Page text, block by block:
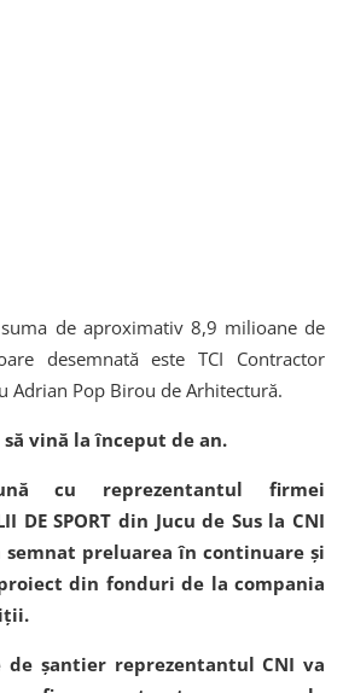
de aproximativ 8,9 milioane de
desemnată este TCI Contractor
Adrian Pop Birou de Arhitectură.
vină la început de an.
cu reprezentantul firmei
DE SPORT din Jucu de Sus la CNI
semnat preluarea în continuare și
din fonduri de la compania
de șantier reprezentantul CNI va